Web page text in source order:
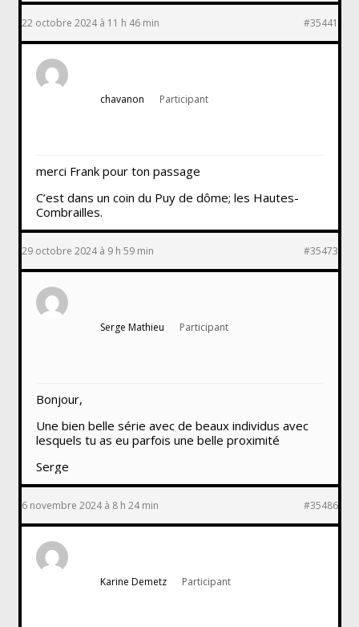
22 octobre 2024 à 11 h 46 min #35441
chavanon Participant
merci Frank pour ton passage
C’est dans un coin du Puy de dôme; les Hautes-
Combrailles.
29 octobre 2024 à 9 h 59 min #35473
Serge Mathieu Participant
Bonjour,
Une bien belle série avec de beaux individus avec
lesquels tu as eu parfois une belle proximité
Serge
6 novembre 2024 à 8 h 24 min #35486
Karine Demetz Participant